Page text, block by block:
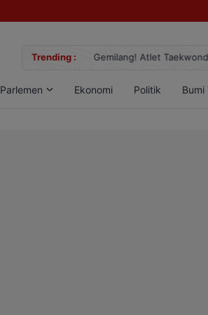
Trending : Gemilang! Atlet
Parlemen Ekonomi Politik Bumi